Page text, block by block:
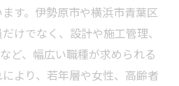
す。伊勢原市や横浜市青葉区
けでなく、設計や施工管理、
ど、幅広い職種が求められる
より、若年層や女性、高齢者